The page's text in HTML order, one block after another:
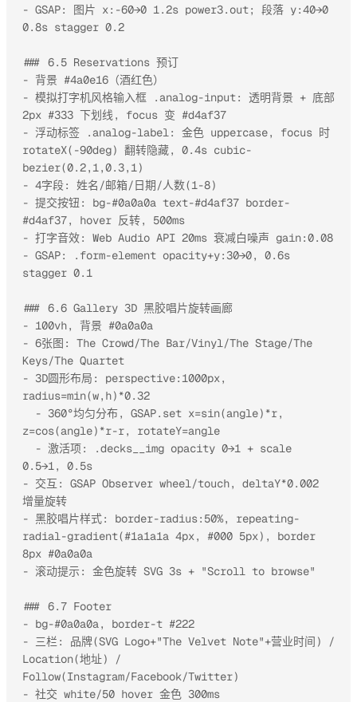
- GSAP: 图片 x:-60→0 1.2s power3.out; 段落 y:40→0
0.8s stagger 0.2
### 6.5 Reservations 预订
- 背景 #4a0e16（酒红色）
- 模拟打字机风格输入框 .analog-input: 透明背景 + 底部
2px #333 下划线, focus 变 #d4af37
- 浮动标签 .analog-label: 金色 uppercase, focus 时
rotateX(-90deg) 翻转隐藏, 0.4s cubic-
bezier(0.2,1,0.3,1)
- 4字段: 姓名/邮箱/日期/人数(1-8)
- 提交按钮: bg-#0a0a0a text-#d4af37 border-
#d4af37, hover 反转, 500ms
- 打字音效: Web Audio API 20ms 衰减白噪声 gain:0.08
- GSAP: .form-element opacity+y:30→0, 0.6s
stagger 0.1
### 6.6 Gallery 3D 黑胶唱片旋转画廊
- 100vh, 背景 #0a0a0a
- 6张图: The Crowd/The Bar/Vinyl/The Stage/The
Keys/The Quartet
- 3D圆形布局: perspective:1000px,
radius=min(w,h)*0.32
z=cos(angle)*r-r, rotateY=angle
0.5→1, 0.5s
- 交互: GSAP Observer wheel/touch, deltaY*0.002
增量旋转
- 黑胶唱片样式: border-radius:50%, repeating-
radial-gradient(#1a1a1a 4px, #000 5px), border
8px #0a0a0a
- 滚动提示: 金色旋转 SVG 3s + "Scroll to browse"
### 6.7 Footer
- bg-#0a0a0a, border-t #222
- 三栏: 品牌(SVG Logo+"The Velvet Note"+营业时间) /
Location(地址) /
Follow(Instagram/Facebook/Twitter)
- 社交 white/50 hover 金色 300ms